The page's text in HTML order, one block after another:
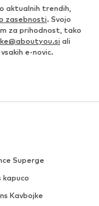
aktualnih trendih,
zasebnosti. Svojo
za prihodnost, tako
ali
e-novic.
Superge
kapuco
Kavbojke